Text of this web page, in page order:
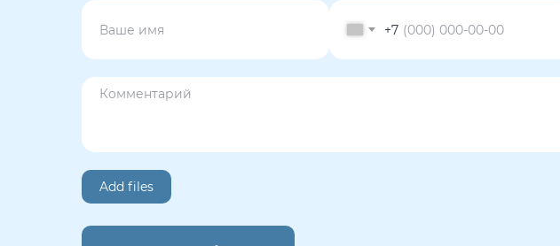
+7
Add files